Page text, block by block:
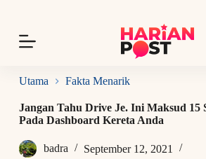
p
o
n
n
Utama Fakta Menarik
Jangan Tahu Drive Je. Ini Maksud 15
Pada Dashboard Kereta Anda
badra
September 12, 2021